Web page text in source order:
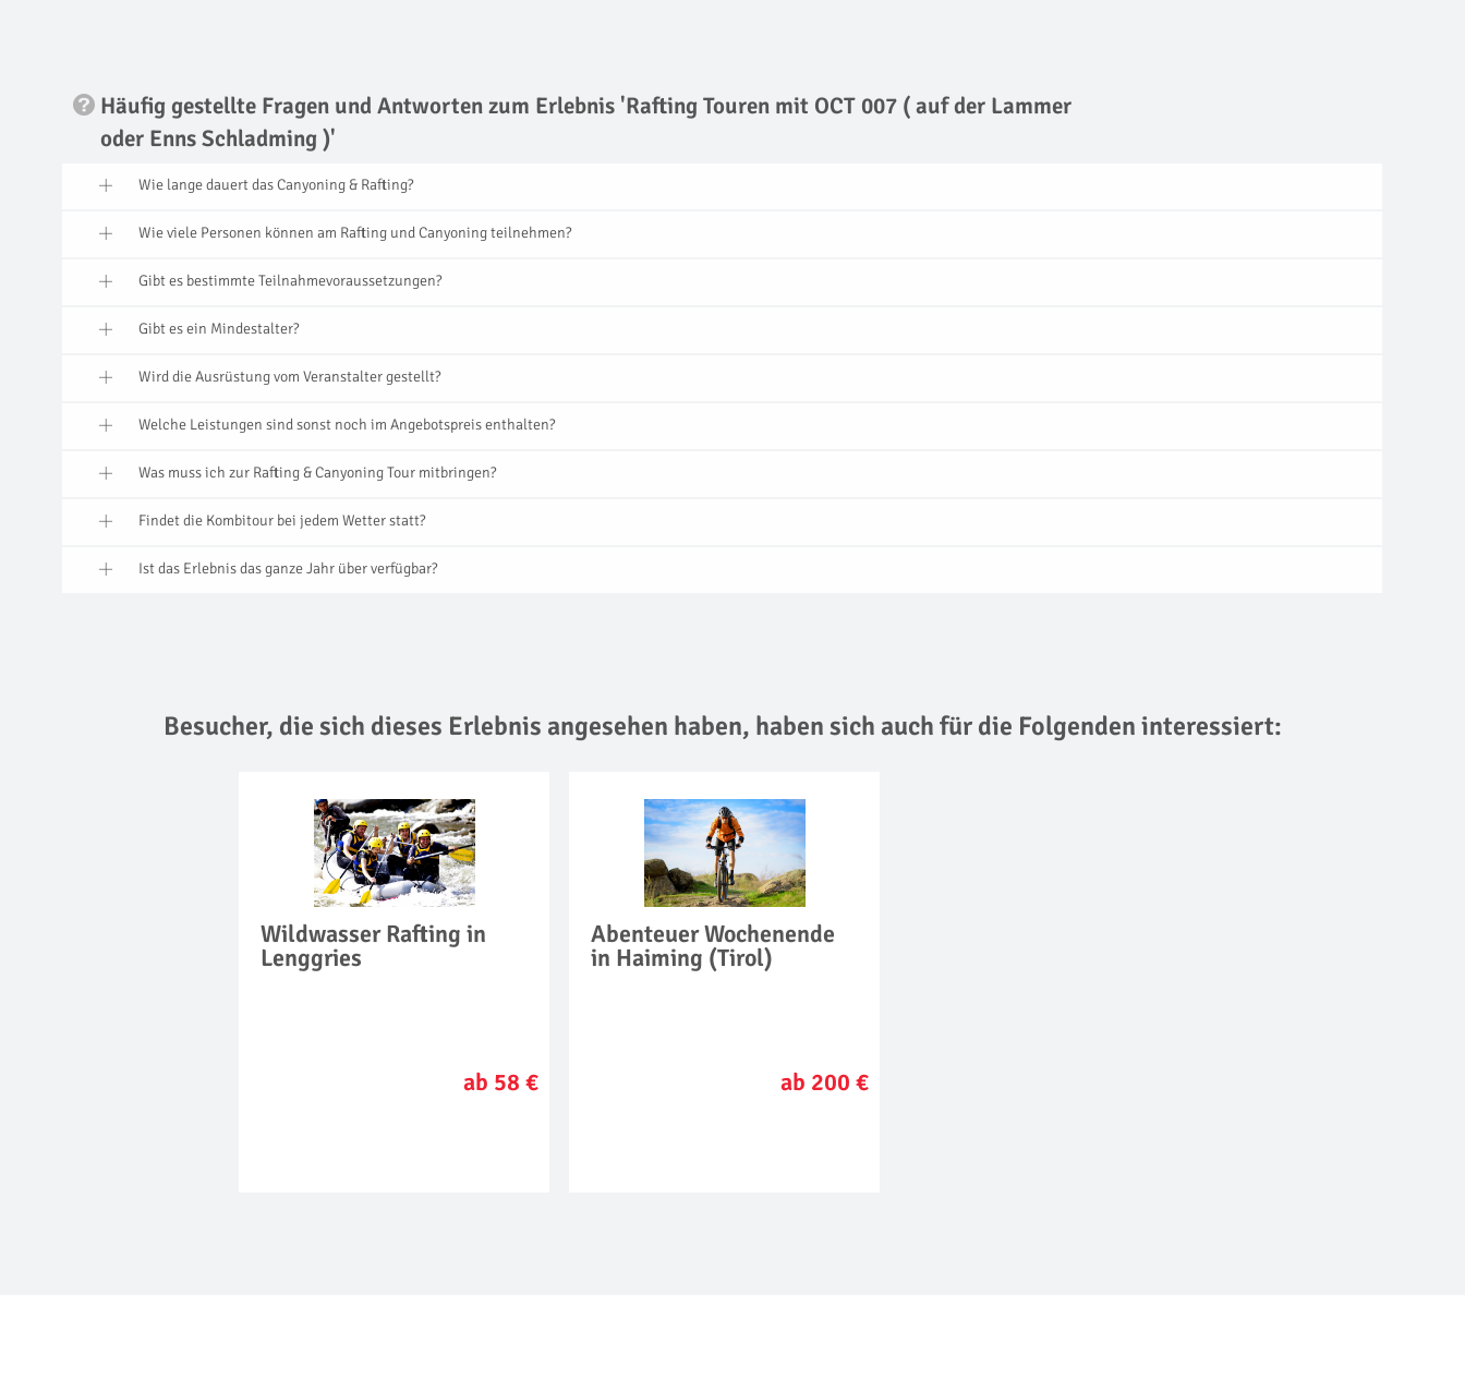
Häufig gestellte Fragen und Antworten zum Erlebnis 'Rafting Touren mit OCT 007 ( auf der Lammer
oder Enns Schladming )'
Wie lange dauert das Canyoning & Rafting?
Wie viele Personen können am Rafting und Canyoning teilnehmen?
Gibt es bestimmte Teilnahmevoraussetzungen?
Gibt es ein Mindestalter?
Wird die Ausrüstung vom Veranstalter gestellt?
Welche Leistungen sind sonst noch im Angebotspreis enthalten?
Was muss ich zur Rafting & Canyoning Tour mitbringen?
Findet die Kombitour bei jedem Wetter statt?
Ist das Erlebnis das ganze Jahr über verfügbar?
Besucher, die sich dieses Erlebnis angesehen haben, haben sich auch für die Folgenden interessiert:
Wildwasser Rafting in
Lenggries
ab 58 €
Abenteuer Wochenende
in Haiming (Tirol)
ab 200 €